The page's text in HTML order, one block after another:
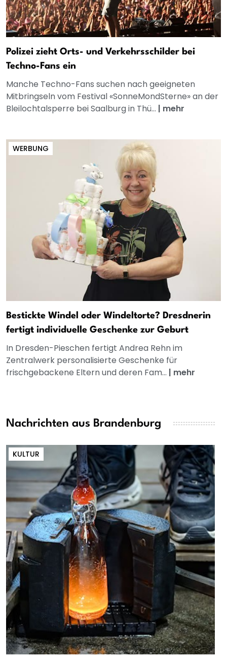
Polizei zieht Orts- und Verkehrsschilder bei
Techno-Fans ein
Manche Techno-Fans suchen nach geeigneten
Mitbringseln vom Festival «SonneMondSterne» an der
Bleilochtalsperre bei Saalburg in Thü... | mehr
WERBUNG
Bestickte Windel oder Windeltorte? Dresdnerin
fertigt individuelle Geschenke zur Geburt
In Dresden-Pieschen fertigt Andrea Rehn im
Zentralwerk personalisierte Geschenke für
frischgebackene Eltern und deren Fam... | mehr
Nachrichten aus Brandenburg
KULTUR